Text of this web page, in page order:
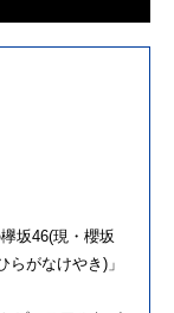
坂46(現・櫻坂
がなけやき)」